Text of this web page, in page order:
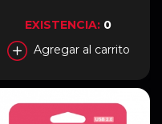
EXISTENCIA: 0
Agregar al carrito